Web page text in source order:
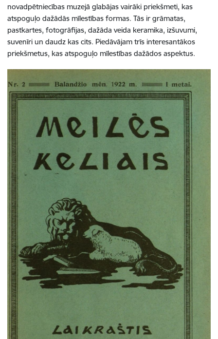
novadpētniecības muzejā glabājas vairāki priekšmeti, kas
atspoguļo dažādās mīlestības formas. Tās ir grāmatas,
pastkartes, fotogrāfijas, dažāda veida keramika, izšuvumi,
suvenīri un daudz kas cits. Piedāvājam trīs interesantākos
priekšmetus, kas atspoguļo mīlestības dažādos aspektus.